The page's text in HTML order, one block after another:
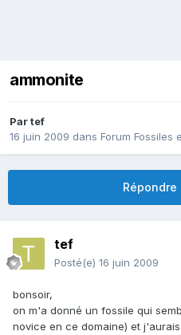
ammonite
Partef
16 juin 2009 dans Forum Fossiles
tef
Posté(e) 16 juin 2009
bonsoir,
on m'a donné un fossile qui
novice en ce domaine) et